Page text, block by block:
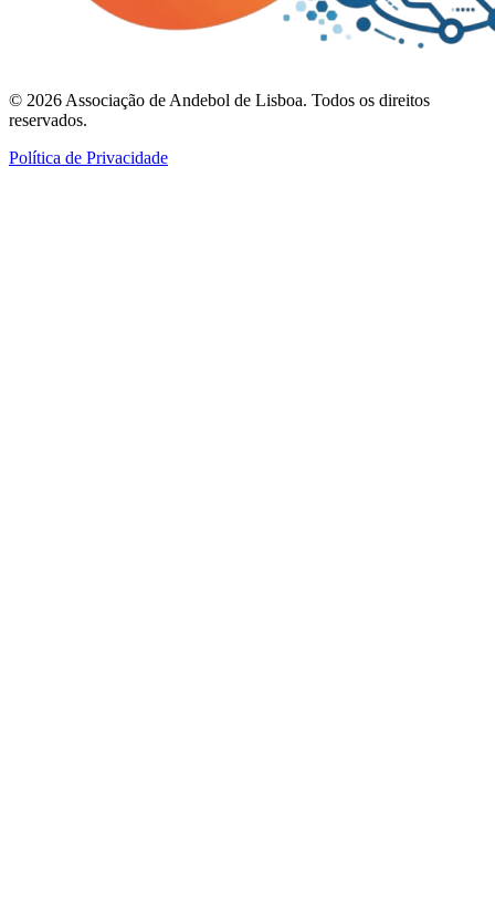
© 2026 Associação de Andebol de Lisboa. Todos os direitos
reservados.
Política de Privacidade